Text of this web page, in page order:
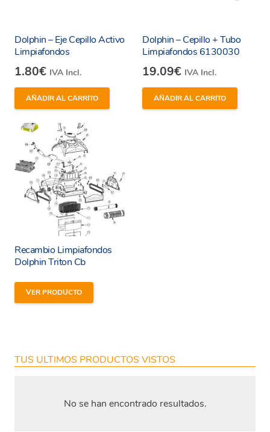
He leído y estoy de acuerdo con lostérminos y
política de privacidad de la web.
Enviar
Dolphin – Eje Cepillo Activo
Limpiafondos
1.80€ IVA Incl.
AÑADIR AL CARRITO
Dolphin – Cepillo + Tubo
Limpiafondos 6130030
19.09€ IVA Incl.
AÑADIR AL CARRITO
Recambio Limpiafondos
Dolphin Triton Cb
VER PRODUCTO
TUS ULTIMOS PRODUCTOS VISTOS
No se han encontrado resultados.